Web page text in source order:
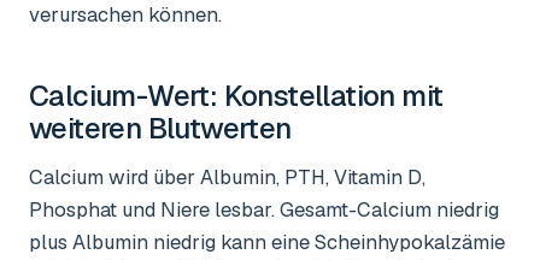
verursachen können.
Calcium-Wert: Konstellation mit
weiteren Blutwerten
Calcium wird über Albumin, PTH, Vitamin D,
Phosphat und Niere lesbar. Gesamt-Calcium niedrig
plus Albumin niedrig kann eine Scheinhypokalzämie